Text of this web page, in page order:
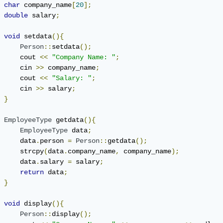
char company_name [20];
double salary;
void setdata(){
Person:: setdata();
cout
<< "Company Name: " ;
cin
>> company_name;
cout
<< "Salary: " ;
cin
>> salary;
}
EmployeeType getdata(){
EmployeeType data;
data
. person = Person:: getdata();
strcpy
(data. company_name, company_name);
data
. salary = salary;
return data;
}
void display(){
Person:: display();